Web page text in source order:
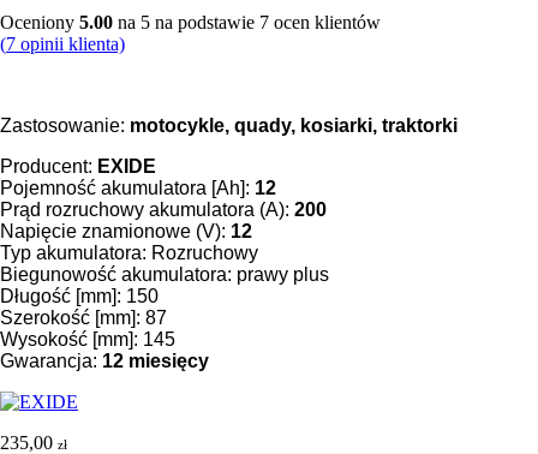
Oceniony 5.00 na 5 na podstawie 7 ocen klientów
(7 opinii klienta)
Zastosowanie: motocykle, quady, kosiarki, traktorki
Producent: EXIDE
Pojemność akumulatora [Ah]: 12
Prąd rozruchowy akumulatora (A): 200
Napięcie znamionowe (V): 12
Typ akumulatora: Rozruchowy
Biegunowość akumulatora: prawy plus
Długość [mm]: 150
Szerokość [mm]: 87
Wysokość [mm]: 145
Gwarancja: 12 miesięcy
235,00 zł